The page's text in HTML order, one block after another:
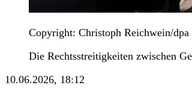
Copyright: Christoph Reichwein/dpa
Die Rechtsstreitigkeiten zwischen
10.06.2026, 18:12